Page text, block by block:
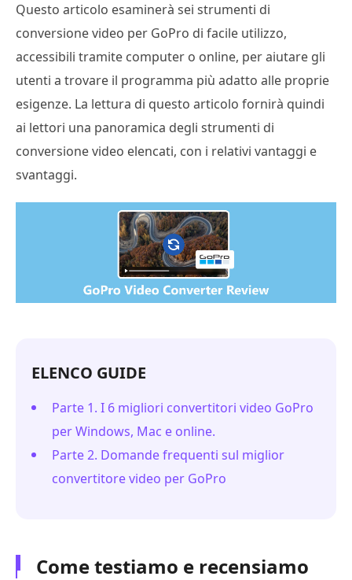
Questo articolo esaminerà sei strumenti di
conversione video per GoPro di facile utilizzo,
accessibili tramite computer o online, per aiutare gli
utenti a trovare il programma più adatto alle proprie
esigenze. La lettura di questo articolo fornirà quindi
ai lettori una panoramica degli strumenti di
conversione video elencati, con i relativi vantaggi e
svantaggi.
ELENCO GUIDE
Parte 1. I 6 migliori convertitori video GoPro
per Windows, Mac e online.
Parte 2. Domande frequenti sul miglior
convertitore video per GoPro
Come testiamo e recensiamo